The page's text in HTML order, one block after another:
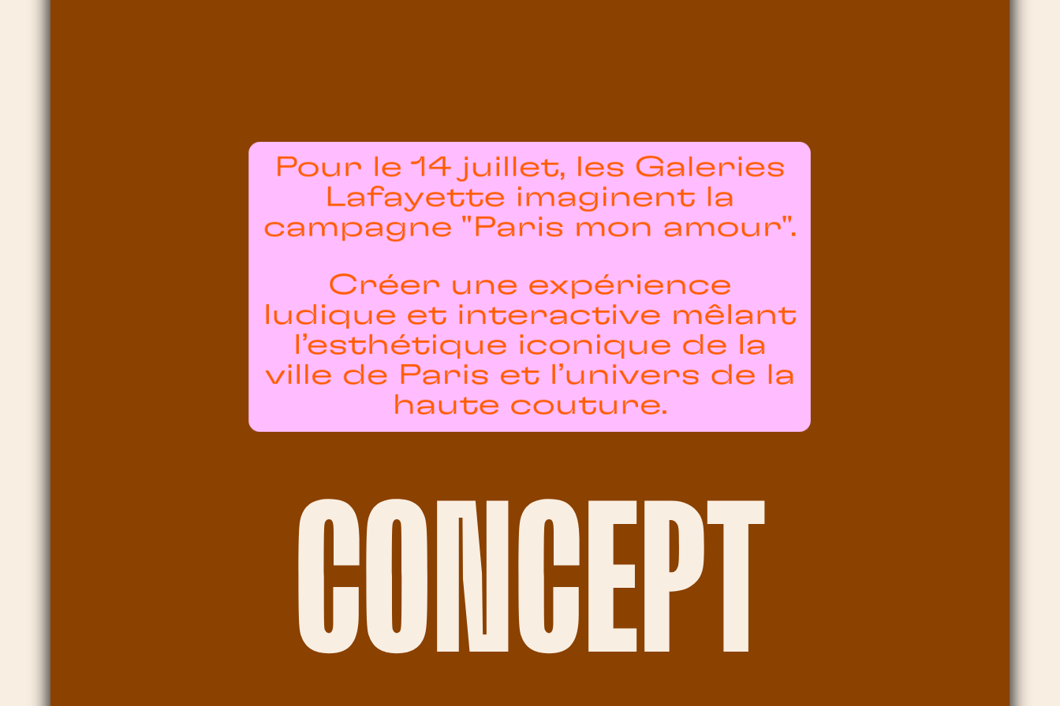
Pour le 14 juillet, les Galeries
Lafayette imaginent la
campagne "Paris mon amour".
Créer une expérience
ludique et interactive mêlant
l’esthétique iconique de la
ville de Paris et l’univers de la
haute couture.
CONCEPT